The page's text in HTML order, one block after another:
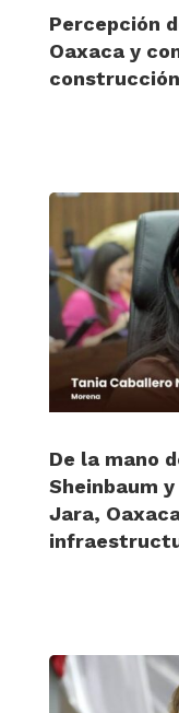
Percepción
Oaxaca y
De la mano
Sheinbaum
Jara,